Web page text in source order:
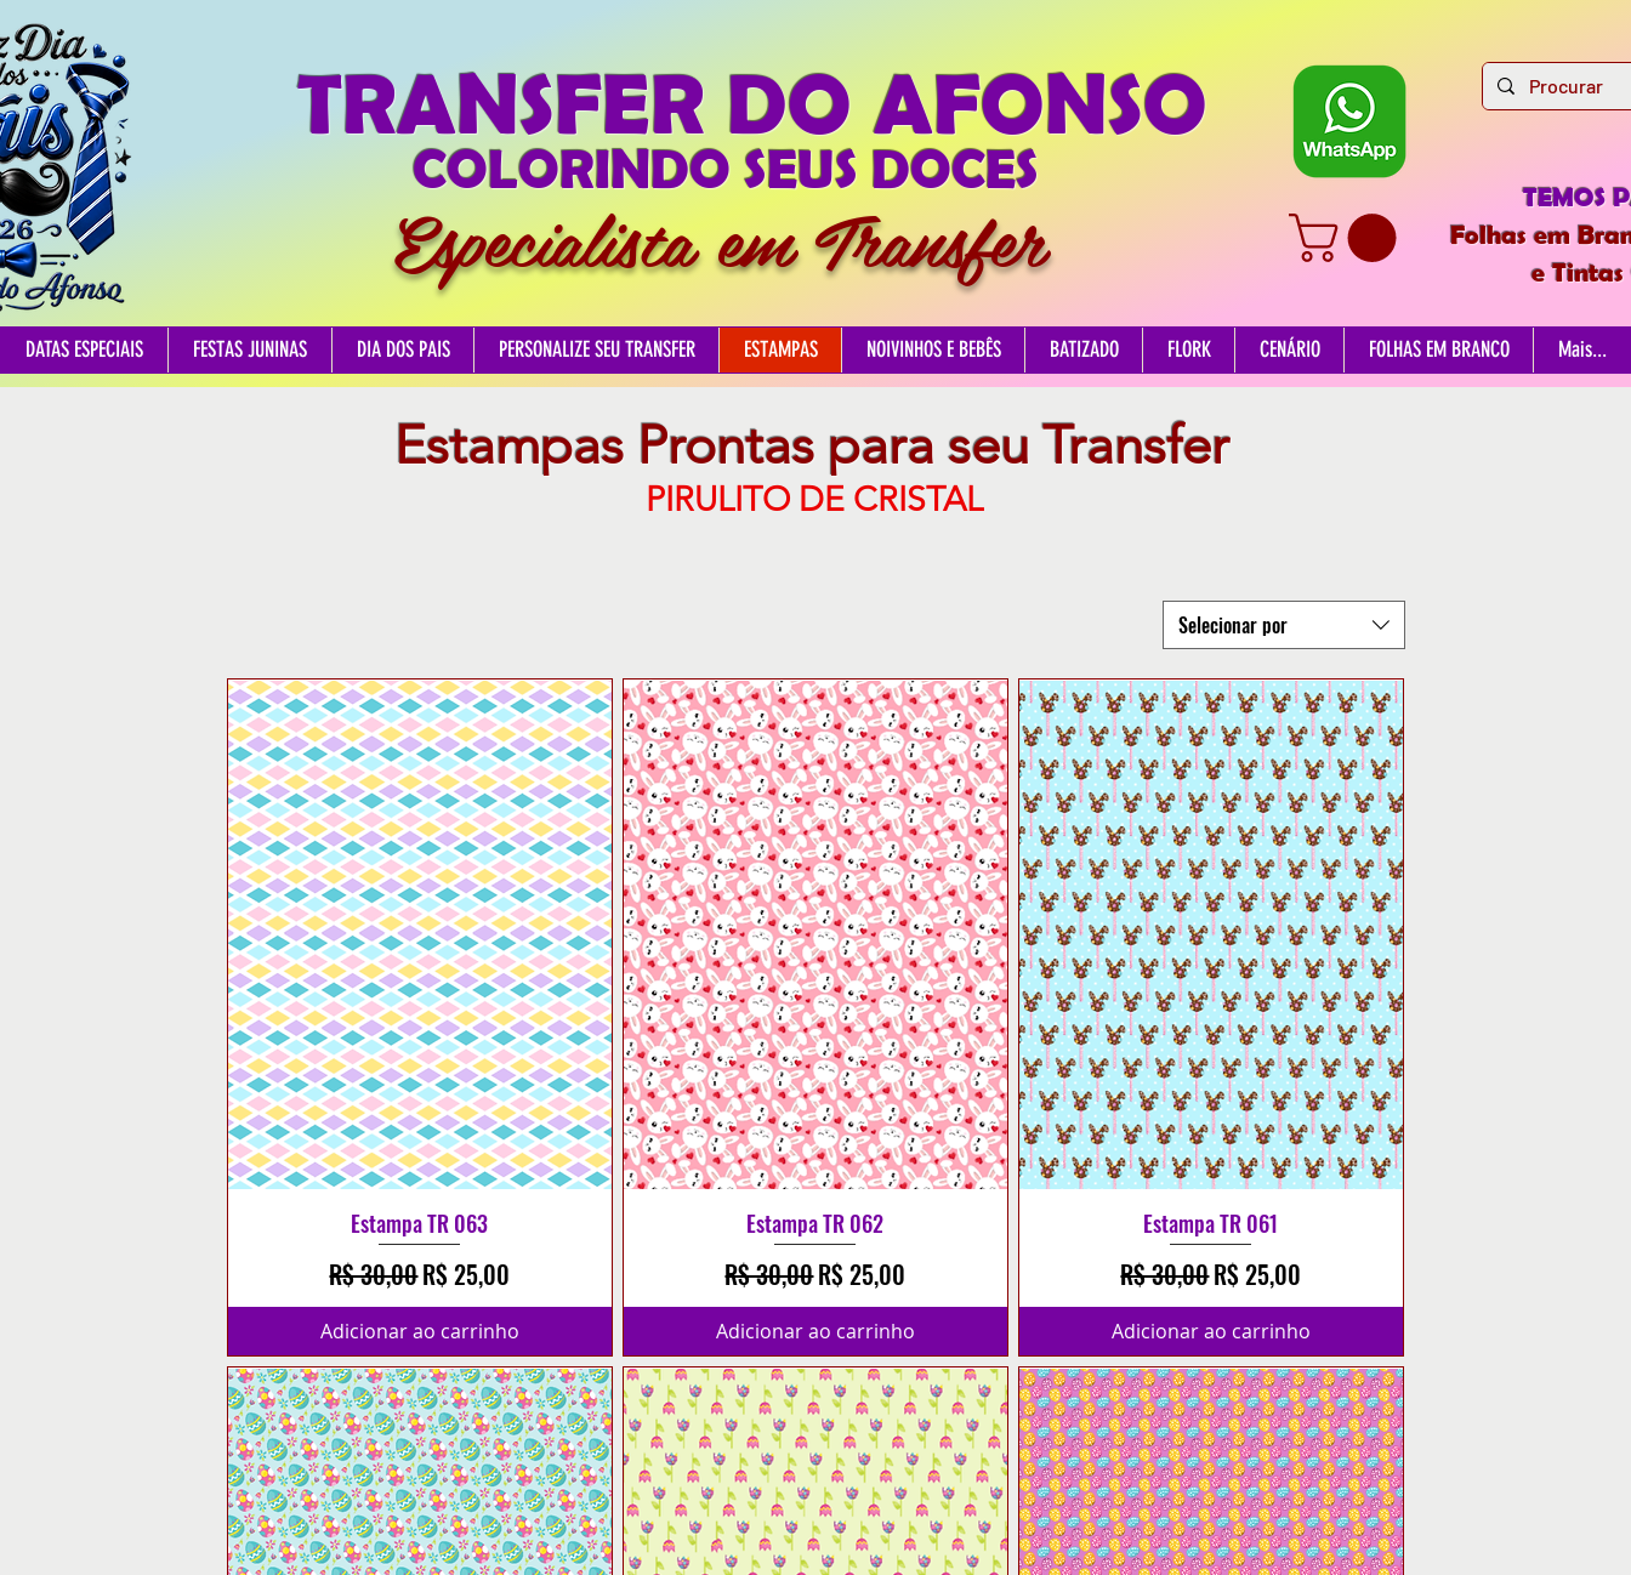
TRANSFER DO AFONSO
COLORINDO SEUS DOCES
Especialista em Transfer
TEMOS
Folhas em
e Tintas
DATAS ESPECIAIS FESTAS JUNINAS DIA DOS PAIS PERSONALIZE SEU TRANSFER ESTAMPAS NOIVINHOS E BEBÊS BATIZADO FLORK CENÁRIO FOLHAS EM BRANCO Mais...
Estampas Prontas para seu Transfer
PIRULITO DE CRISTAL
Selecionar por
Estampa TR 063
Preço normal
R$ 30,00Preço promocional
R$ 25,00
Adicionar ao carrinho
Estampa TR 062
Preço normal
R$ 30,00Preço promocional
R$ 25,00
Adicionar ao carrinho
Estampa TR 061
Preço normal
R$ 30,00Preço promocional
R$ 25,00
Adicionar ao carrinho